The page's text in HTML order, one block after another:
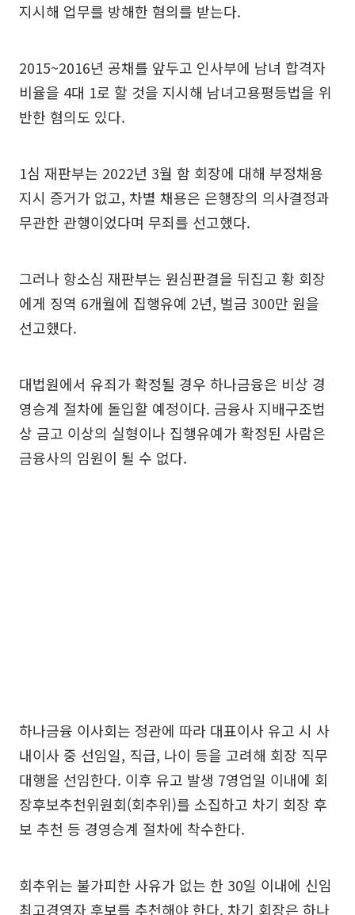
지시해 업무를 방해한 혐의를 받는다.
2015~2016년 공채를 앞두고 인사부에 남녀 합격자
비율을 4대 1로 할 것을 지시해 남녀고용평등법을 위
반한 혐의도 있다.
1심 재판부는 2022년 3월 함 회장에 대해 부정채용
지시 증거가 없고, 차별 채용은 은행장의 의사결정과
무관한 관행이었다며 무죄를 선고했다.
그러나 항소심 재판부는 원심판결을 뒤집고 황 회장
에게 징역 6개월에 집행유예 2년, 벌금 300만 원을
선고했다.
대법원에서 유죄가 확정될 경우 하나금융은 비상 경
영승계 절차에 돌입할 예정이다. 금융사 지배구조법
상 금고 이상의 실형이나 집행유예가 확정된 사람은
금융사의 임원이 될 수 없다.
하나금융 이사회는 정관에 따라 대표이사 유고 시 사
내이사 중 선임일, 직급, 나이 등을 고려해 회장 직무
대행을 선임한다. 이후 유고 발생 7영업일 이내에 회
장후보추천위원회(회추위)를 소집하고 차기 회장 후
보 추천 등 경영승계 절차에 착수한다.
회추위는 불가피한 사유가 없는 한 30일 이내에 신임
최고경영자 후보를 추천해야 한다. 차기 회장은 하나